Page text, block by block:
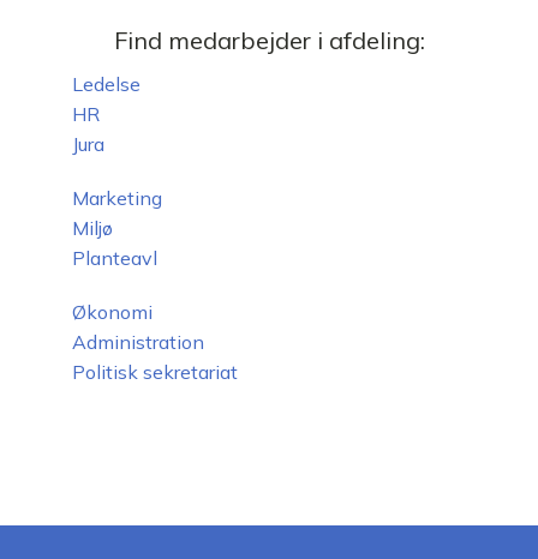
Find medarbejder i afdeling:
Ledelse
HR
Jura
Marketing
Miljø
Planteavl
Økonomi
Administration
Politisk sekretariat